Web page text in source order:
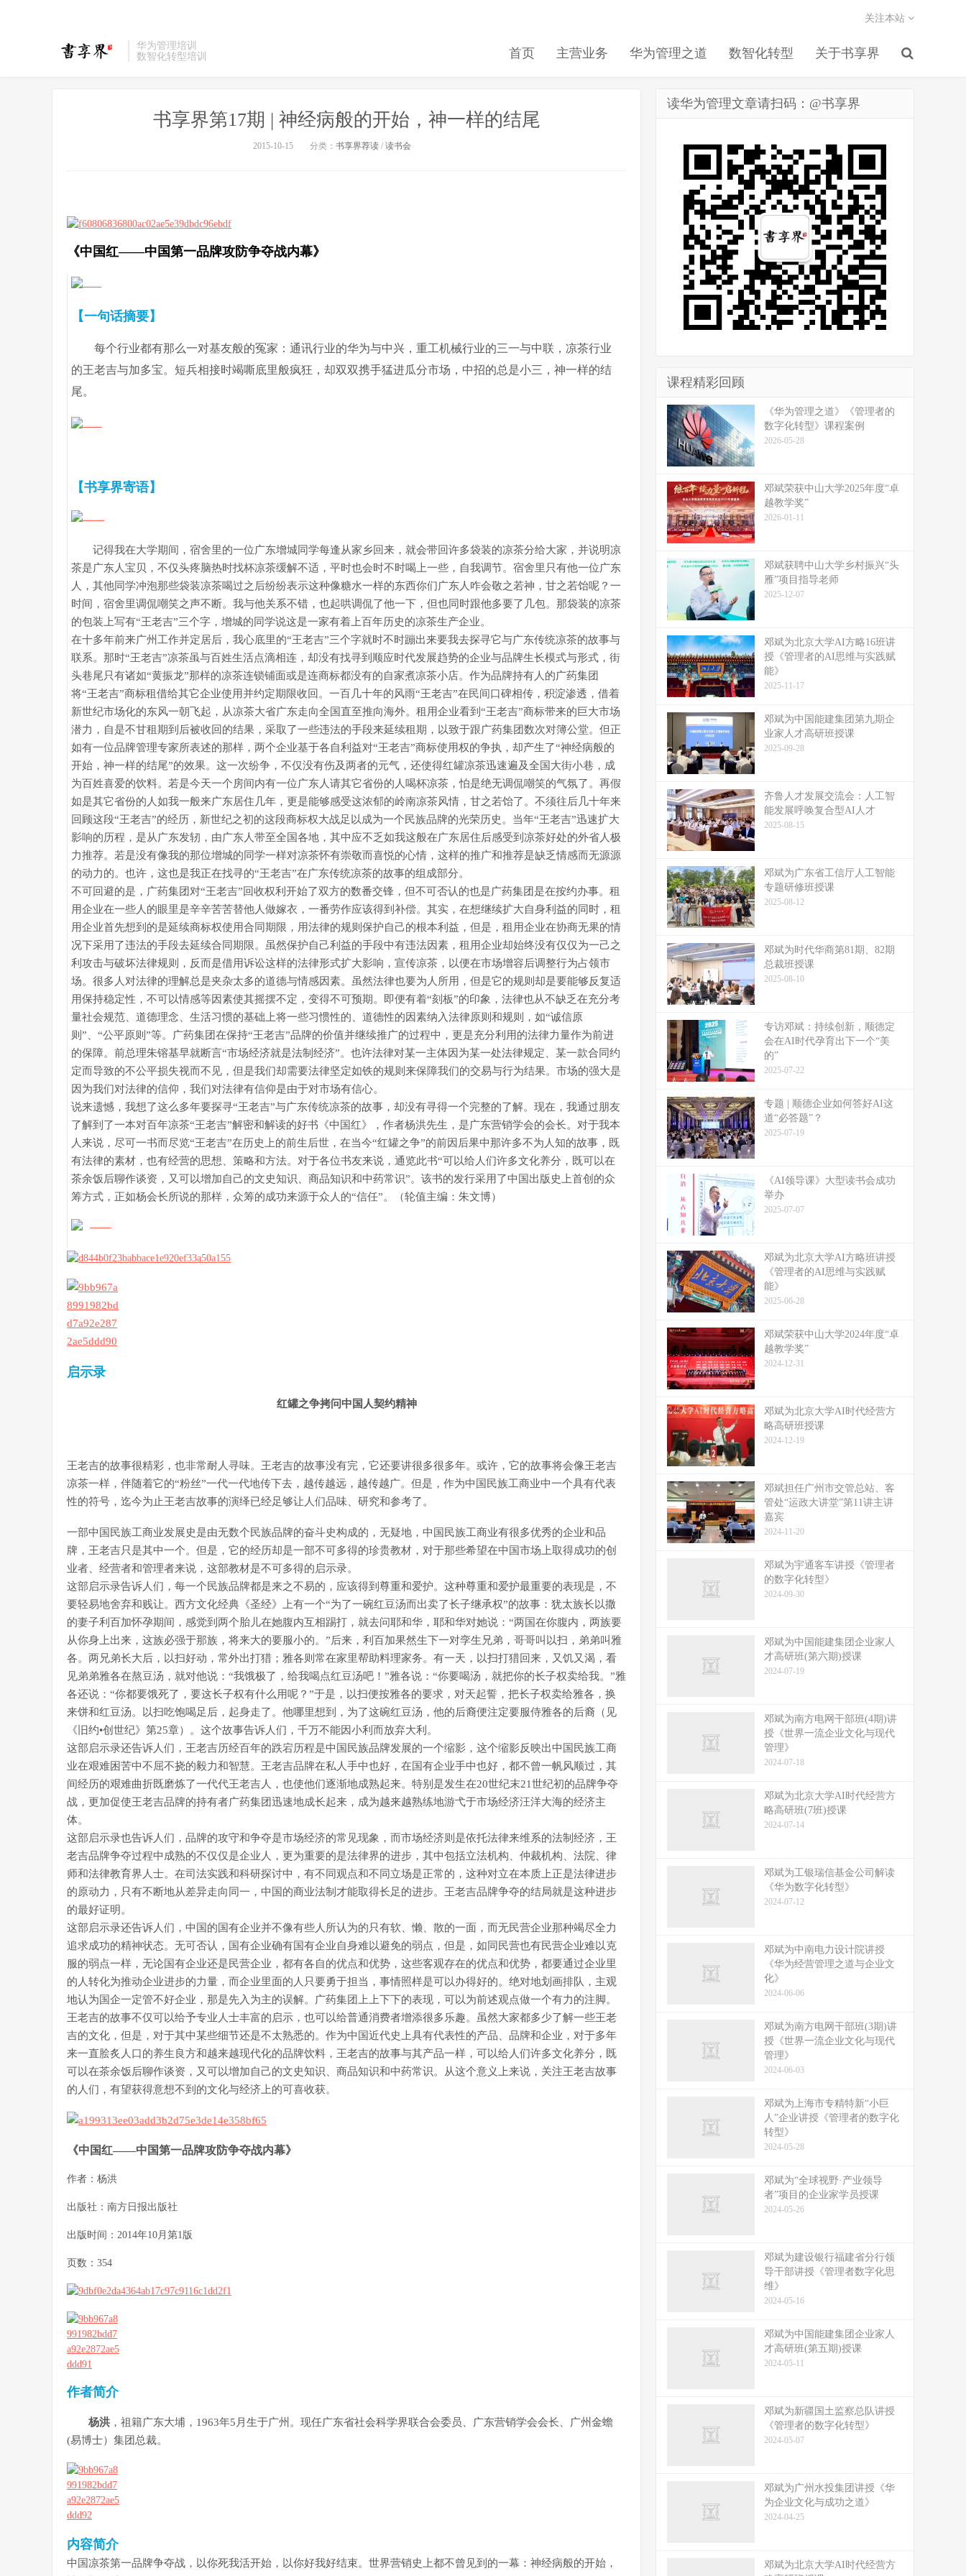
华为管理培训
数智化转型培训
首页 主营业务 华为管理之道 数智化转型 关于书享界
关注本站
书享界第17期 | 神经病般的开始，神一样的结尾
2015-10-15 分类： 书享界荐读 / 读书会
《中国红——中国第一品牌攻防争夺战内幕》
【一句话摘要】
每个行业都有那么一对基友般的冤家：通讯行业的华为与中兴，重工机械行业的三一与中联，凉茶行业
的王老吉与加多宝。短兵相接时竭嘶底里般疯狂，却双双携手猛进瓜分市场，中招的总是小三，神一样的结
尾。
【书享界寄语】
记得我在大学期间，宿舍里的一位广东增城同学每逢从家乡回来，就会带回许多袋装的凉茶分给大家，并说明凉
茶是广东人宝贝，不仅头疼脑热时找杯凉茶缓解不适，平时也会时不时喝上一些，自我调节。宿舍里只有他一位广东
人，其他同学冲泡那些袋装凉茶喝过之后纷纷表示这种像糖水一样的东西你们广东人咋会敬之若神，甘之若饴呢？一
时间，宿舍里调侃嘲笑之声不断。我与他关系不错，也起哄调侃了他一下，但也同时跟他多要了几包。那袋装的凉茶
的包装上写有“王老吉”三个字，增城的同学说这是一家有着上百年历史的凉茶生产企业。
在十多年前来广州工作并定居后，我心底里的“王老吉”三个字就时不时蹦出来要我去探寻它与广东传统凉茶的故事与
联系。那时“王老吉”凉茶虽与百姓生活点滴相连，却没有找寻到顺应时代发展趋势的企业与品牌生长模式与形式，街
头巷尾只有诸如“黄振龙”那样的凉茶连锁铺面或是连商标都没有的自家煮凉茶小店。作为品牌持有人的广药集团
将“王老吉”商标租借给其它企业使用并约定期限收回。一百几十年的风雨“王老吉”在民间口碑相传，积淀渗透，借着
新世纪市场化的东风一朝飞起，从凉茶大省广东走向全国直至推向海外。租用企业看到“王老吉”商标带来的巨大市场
潜力，自是不甘租期到后被收回的结果，采取了一些违法的手段来延续租期，以致于跟广药集团数次对簿公堂。但正
如有一位品牌管理专家所表述的那样，两个企业基于各自利益对“王老吉”商标使用权的争执，却产生了“神经病般的
开始，神一样的结尾”的效果。这一次纷争，不仅没有伤及两者的元气，还使得红罐凉茶迅速遍及全国大街小巷，成
为百姓喜爱的饮料。若是今天一个房间内有一位广东人请其它省份的人喝杯凉茶，怕是绝无调侃嘲笑的气氛了。再假
如是其它省份的人如我一般来广东居住几年，更是能够感受这浓郁的岭南凉茶风情，甘之若饴了。不须往后几十年来
回顾这段“王老吉”的经历，新世纪之初的这段商标权大战足以成为一个民族品牌的光荣历史。当年“王老吉”迅速扩大
影响的历程，是从广东发轫，由广东人带至全国各地，其中应不乏如我这般在广东居住后感受到凉茶好处的外省人极
力推荐。若是没有像我的那位增城的同学一样对凉茶怀有崇敬而喜悦的心情，这样的推广和推荐是缺乏情感而无源源
的动力的。也许，这也是我正在找寻的“王老吉”在广东传统凉茶的故事的组成部分。
不可回避的是，广药集团对“王老吉”回收权利开始了双方的数番交锋，但不可否认的也是广药集团是在按约办事。租
用企业在一些人的眼里是辛辛苦苦替他人做嫁衣，一番劳作应该得到补偿。其实，在想继续扩大自身利益的同时，租
用企业首先想到的是延续商标权使用合同期限，用法律的规则保护自己的根本利益，但是，租用企业在协商无果的情
况下采用了违法的手段去延续合同期限。虽然保护自己利益的手段中有违法因素，租用企业却始终没有仅仅为一己之
利攻击与破坏法律规则，反而是借用诉讼这样的法律形式扩大影响，宣传凉茶，以便在市场增容后调整行为占领市
场。很多人对法律的理解总是夹杂太多的道德与情感因素。虽然法律也要为人所用，但是它的规则却是要能够反复适
用保持稳定性，不可以情感等因素使其摇摆不定，变得不可预期。即便有着“刻板”的印象，法律也从不缺乏在充分考
量社会规范、道德理念、生活习惯的基础上将一些习惯性的、道德性的因素纳入法律原则和规则，如“诚信原
则”、“公平原则”等。广药集团在保持“王老吉”品牌的价值并继续推广的过程中，更是充分利用的法律力量作为前进
的保障。前总理朱镕基早就断言“市场经济就是法制经济”。也许法律对某一主体因为某一处法律规定、某一款合同约
定而导致的不公平损失视而不见，但是我们却需要法律坚定如铁的规则来保障我们的交易与行为结果。市场的强大是
因为我们对法律的信仰，我们对法律有信仰是由于对市场有信心。
说来遗憾，我想了这么多年要探寻“王老吉”与广东传统凉茶的故事，却没有寻得一个完整的了解。现在，我通过朋友
了解到了一本对百年凉茶“王老吉”解密和解读的好书《中国红》，作者杨洪先生，是广东营销学会的会长。对于我本
人来说，尽可一书而尽览“王老吉”在历史上的前生后世，在当今“红罐之争”的前因后果中那许多不为人知的故事，既
有法律的素材，也有经营的思想、策略和方法。对于各位书友来说，通览此书“可以给人们许多文化养分，既可以在
茶余饭后聊作谈资，又可以增加自己的文史知识、商品知识和中药常识”。该书的发行采用了中国出版史上首创的众
筹方式，正如杨会长所说的那样，众筹的成功来源于众人的“信任”。（轮值主编：朱文博）
启示录
红罐之争拷问中国人契约精神
王老吉的故事很精彩，也非常耐人寻味。王老吉的故事没有完，它还要讲很多很多年。或许，它的故事将会像王老吉
凉茶一样，伴随着它的“粉丝”一代一代地传下去，越传越远，越传越广。但是，作为中国民族工商业中一个具有代表
性的符号，迄今为止王老吉故事的演绎已经足够让人们品味、研究和参考了。
一部中国民族工商业发展史是由无数个民族品牌的奋斗史构成的，无疑地，中国民族工商业有很多优秀的企业和品
牌，王老吉只是其中一个。但是，它的经历却是一部不可多得的珍贵教材，对于那些希望在中国市场上取得成功的创
业者、经营者和管理者来说，这部教材是不可多得的启示录。
这部启示录告诉人们，每一个民族品牌都是来之不易的，应该得到尊重和爱护。这种尊重和爱护最重要的表现是，不
要轻易地舍弃和贱让。西方文化经典《圣经》上有一个“为了一碗红豆汤而出卖了长子继承权”的故事：犹太族长以撒
的妻子利百加怀孕期间，感觉到两个胎儿在她腹内互相踢打，就去问耶和华，耶和华对她说：“两国在你腹内，两族要
从你身上出来，这族必强于那族，将来大的要服小的。”后来，利百加果然生下一对孪生兄弟，哥哥叫以扫，弟弟叫雅
各。两兄弟长大后，以扫好动，常外出打猎；雅各则常在家里帮助料理家务。有一天，以扫打猎回来，又饥又渴，看
见弟弟雅各在熬豆汤，就对他说：“我饿极了，给我喝点红豆汤吧！”雅各说：“你要喝汤，就把你的长子权卖给我。”雅
各还说：“你都要饿死了，要这长子权有什么用呢？”于是，以扫便按雅各的要求，对天起誓，把长子权卖给雅各，换
来饼和红豆汤。以扫吃饱喝足后，起身走了。他哪里想到，为了这碗红豆汤，他的后裔便注定要服侍雅各的后裔（见
《旧约•创世纪》第25章）。这个故事告诉人们，千万不能因小利而放弃大利。
这部启示录还告诉人们，王老吉历经百年的跌宕历程是中国民族品牌发展的一个缩影，这个缩影反映出中国民族工商
业在艰难困苦中不屈不挠的毅力和智慧。王老吉品牌在私人手中也好，在国有企业手中也好，都不曾一帆风顺过，其
间经历的艰难曲折既磨炼了一代代王老吉人，也使他们逐渐地成熟起来。特别是发生在20世纪末21世纪初的品牌争夺
战，更加促使王老吉品牌的持有者广药集团迅速地成长起来，成为越来越熟练地游弋于市场经济汪洋大海的经济主
体。
这部启示录也告诉人们，品牌的攻守和争夺是市场经济的常见现象，而市场经济则是依托法律来维系的法制经济，王
老吉品牌争夺过程中成熟的不仅仅是企业人，更为重要的是法律界的进步，其中包括立法机构、仲裁机构、法院、律
师和法律教育界人士。在司法实践和科研探讨中，有不同观点和不同立场是正常的，这种对立在本质上正是法律进步
的原动力，只有不断地从差异走向同一，中国的商业法制才能取得长足的进步。王老吉品牌争夺的结局就是这种进步
的最好证明。
这部启示录还告诉人们，中国的国有企业并不像有些人所认为的只有软、懒、散的一面，而无民营企业那种竭尽全力
追求成功的精神状态。无可否认，国有企业确有国有企业自身难以避免的弱点，但是，如同民营也有民营企业难以克
服的弱点一样，无论国有企业还是民营企业，都有各自的优点和优势，这些客观存在的优点和优势，都要通过企业里
的人转化为推动企业进步的力量，而企业里面的人只要勇于担当，事情照样是可以办得好的。绝对地划画排队，主观
地认为国企一定管不好企业，那是先入为主的误解。广药集团上上下下的表现，可以为前述观点做一个有力的注脚。
王老吉的故事不仅可以给予专业人士丰富的启示，也可以给普通消费者增添很多乐趣。虽然大家都多少了解一些王老
吉的文化，但是，对于其中某些细节还是不太熟悉的。作为中国近代史上具有代表性的产品、品牌和企业，对于多年
来一直脍炙人口的养生良方和越来越现代化的品牌饮料，王老吉的故事与其产品一样，可以给人们许多文化养分，既
可以在茶余饭后聊作谈资，又可以增加自己的文史知识、商品知识和中药常识。从这个意义上来说，关注王老吉故事
的人们，有望获得意想不到的文化与经济上的可喜收获。
《中国红——中国第一品牌攻防争夺战内幕》
作者：杨洪
出版社：南方日报出版社
出版时间：2014年10月第1版
页数：354
作者简介
杨洪 ，祖籍广东大埔，1963年5月生于广州。现任广东省社会科学界联合会委员、广东营销学会会长、广州金蟾
(易博士）集团总裁。
内容简介
中国凉茶第一品牌争夺战，以你死我活开始，以你好我好结束。世界营销史上都不曾见到的一幕：神经病般的开始，
读华为管理文章请扫码：@书享界
课程精彩回顾
《华为管理之道》《管理者的
数字化转型》课程案例
2026-05-28
邓斌荣获中山大学2025年度“卓
越教学奖”
2026-01-11
邓斌获聘中山大学乡村振兴“头
雁”项目指导老师
2025-12-07
邓斌为北京大学AI方略16班讲
授《管理者的AI思维与实践赋
能》
2025-11-17
邓斌为中国能建集团第九期企
业家人才高研班授课
2025-09-28
齐鲁人才发展交流会：人工智
能发展呼唤复合型AI人才
2025-08-15
邓斌为广东省工信厅人工智能
专题研修班授课
2025-08-12
邓斌为时代华商第81期、82期
总裁班授课
2025-08-10
专访邓斌：持续创新，顺德定
会在AI时代孕育出下一个“美
的”
2025-07-22
专题 | 顺德企业如何答好AI这
道“必答题”？
2025-07-19
《AI领导课》大型读书会成功
举办
2025-07-07
邓斌为北京大学AI方略班讲授
《管理者的AI思维与实践赋
能》
2025-06-28
邓斌荣获中山大学2024年度“卓
越教学奖”
2024-12-31
邓斌为北京大学AI时代经营方
略高研班授课
2024-12-19
邓斌担任广州市交管总站、客
管处“运政大讲堂”第11讲主讲
嘉宾
2024-11-20
邓斌为宇通客车讲授《管理者
的数字化转型》
2024-09-30
邓斌为中国能建集团企业家人
才高研班(第六期)授课
2024-07-19
邓斌为南方电网干部班(4期)讲
授《世界一流企业文化与现代
管理》
2024-07-18
邓斌为北京大学AI时代经营方
略高研班(7班)授课
2024-07-14
邓斌为工银瑞信基金公司解读
《华为数字化转型》
2024-07-12
邓斌为中南电力设计院讲授
《华为经营管理之道与企业文
化》
2024-06-06
邓斌为南方电网干部班(3期)讲
授《世界一流企业文化与现代
管理》
2024-06-03
邓斌为上海市专精特新“小巨
人”企业讲授《管理者的数字化
转型》
2024-05-28
邓斌为“全球视野·产业领导
者”项目的企业家学员授课
2024-05-26
邓斌为建设银行福建省分行领
导干部讲授《管理者数字化思
维》
2024-05-16
邓斌为中国能建集团企业家人
才高研班(第五期)授课
2024-05-11
邓斌为新疆国土监察总队讲授
《管理者的数字化转型》
2024-05-07
邓斌为广州水投集团讲授《华
为企业文化与成功之道》
2024-04-25
邓斌为北京大学AI时代经营方